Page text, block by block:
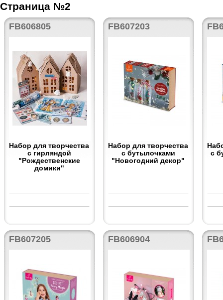
Страница №2
FB606805
Набор для творчества
с гирляндой
"Рождественские
домики"
FB607203
Набор для творчества
с бутылочками
"Новогодний декор"
с
FB607205 FB606904